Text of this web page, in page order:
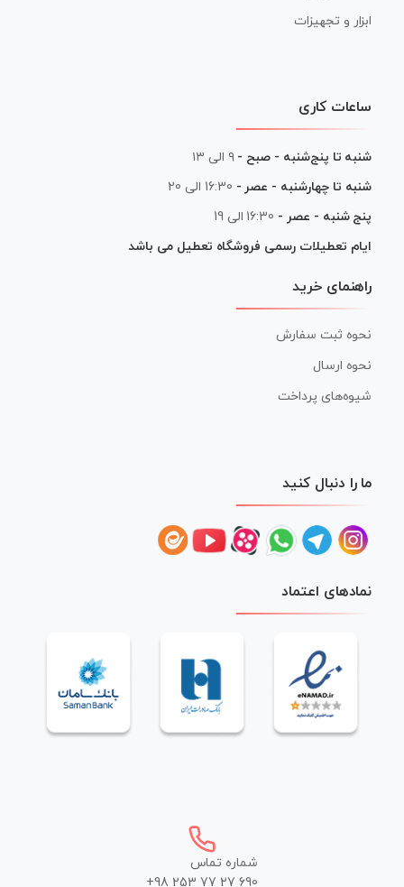
ابزار و تجهیزات
ساعات کاری
شنبه تا پنج‌شنبه - صبح - ۹ الی ۱۳
شنبه تا چهارشنبه - عصر - 16:30 الی 20
پنج شنبه - عصر - 16:30 الی 19
ایام تعطیلات رسمی فروشگاه تعطیل می باشد
راهنمای خرید
نحوه ثبت سفارش
نحوه ارسال
شیوه‌های پرداخت
ما را دنبال کنید
نمادهای اعتماد
شماره تماس
+98 253 77 27 690